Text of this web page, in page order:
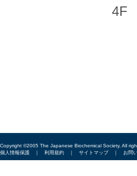
4F
Copyright ©2005 The Japanese Biochemical Society, All
個人情報保護 ｜ 利用規約 ｜ サイトマップ｜ お問